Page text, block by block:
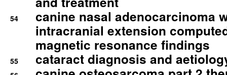
54
canine nasal adenocarcinoma
intracranial extension
magnetic resonance findings
55 cataract diagnosis and